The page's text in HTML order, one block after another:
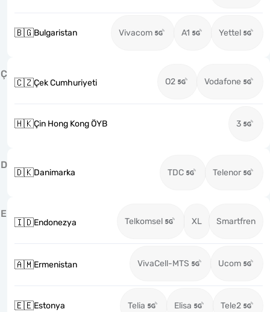
🇧🇬Bulgaristan Vivacom A1 Yettel
Ç
🇨🇿Çek Cumhuriyeti O2 Vodafone
🇭🇰Çin Hong Kong ÖYB 3
D
🇩🇰Danimarka TDC Telenor
E
🇮🇩Endonezya Telkomsel XL Smartfren
🇦🇲Ermenistan VivaCell-MTS Ucom
🇪🇪Estonya Telia Elisa Tele2